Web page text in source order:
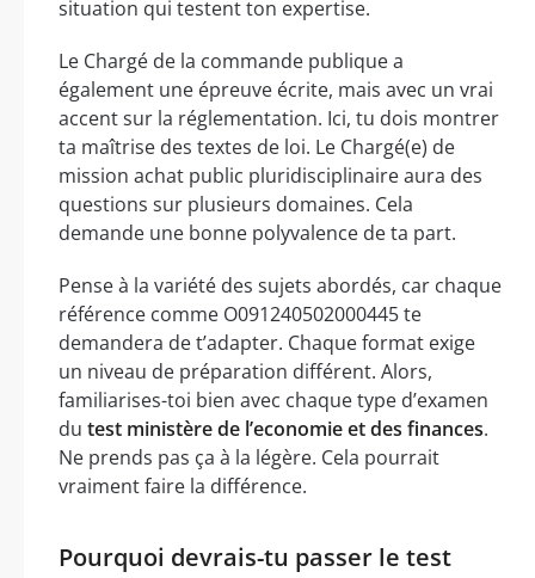
situation qui testent ton expertise.
Le Chargé de la commande publique a
également une épreuve écrite, mais avec un vrai
accent sur la réglementation. Ici, tu dois montrer
ta maîtrise des textes de loi. Le Chargé(e) de
mission achat public pluridisciplinaire aura des
questions sur plusieurs domaines. Cela
demande une bonne polyvalence de ta part.
Pense à la variété des sujets abordés, car chaque
référence comme O091240502000445 te
demandera de t’adapter. Chaque format exige
un niveau de préparation différent. Alors,
familiarises-toi bien avec chaque type d’examen
du test ministère de l’economie et des finances.
Ne prends pas ça à la légère. Cela pourrait
vraiment faire la différence.
Pourquoi devrais-tu passer le test